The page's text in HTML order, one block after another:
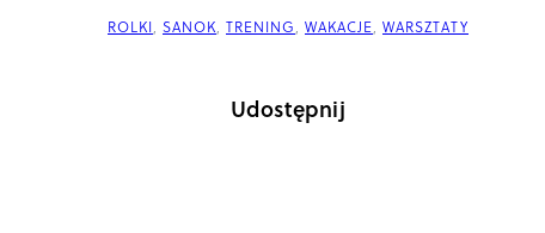
ROLKI, SANOK, TRENING, WAKACJE, WARSZTATY
Udostępnij